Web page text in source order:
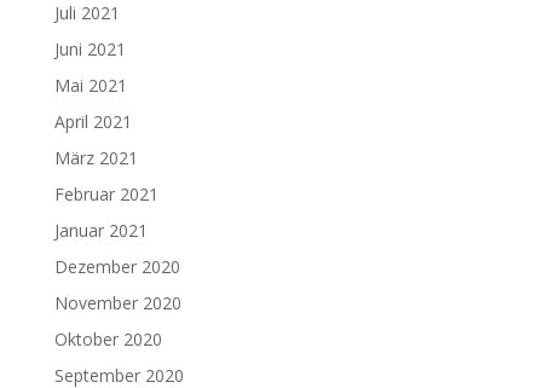
Juli 2021
Juni 2021
Mai 2021
April 2021
März 2021
Februar 2021
Januar 2021
Dezember 2020
November 2020
Oktober 2020
September 2020